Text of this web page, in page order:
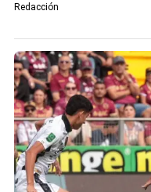
Redacción